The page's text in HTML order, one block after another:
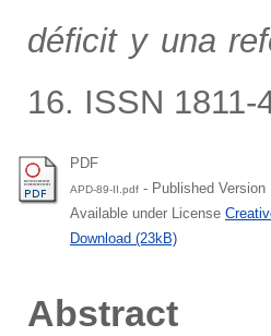
déficit y una
16. ISSN 1811-
PDF
APD-89-II.pdf - Published Version
Available under License
Download (23kB)
Abstract